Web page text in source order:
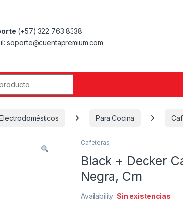
(+57) 322 763 8338
soporte@cuentapremium.com
Para Cocina
Cafeteras
Black + Decker
Negra, Cm
Availability:Sin existencias